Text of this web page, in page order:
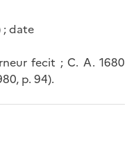
; date
fecit ; C. A. 1680
p. 94).